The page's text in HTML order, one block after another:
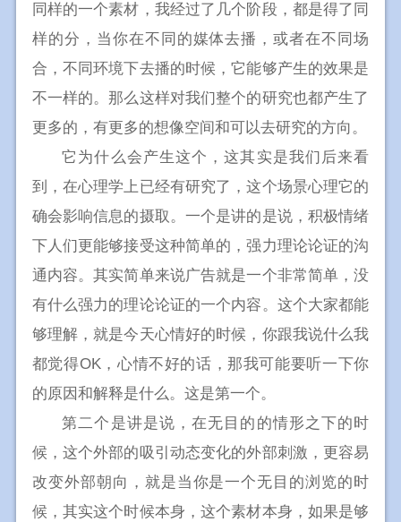
同样的一个素材，我经过了几个阶段，都是得了同
样的分，当你在不同的媒体去播，或者在不同场
合，不同环境下去播的时候，它能够产生的效果是
不一样的。那么这样对我们整个的研究也都产生了
更多的，有更多的想像空间和可以去研究的方向。
它为什么会产生这个，这其实是我们后来看
到，在心理学上已经有研究了，这个场景心理它的
确会影响信息的摄取。一个是讲的是说，积极情绪
下人们更能够接受这种简单的，强力理论论证的沟
通内容。其实简单来说广告就是一个非常简单，没
有什么强力的理论论证的一个内容。这个大家都能
够理解，就是今天心情好的时候，你跟我说什么我
都觉得OK，心情不好的话，那我可能要听一下你
的原因和解释是什么。这是第一个。
第二个是讲是说，在无目的的情形之下的时
候，这个外部的吸引动态变化的外部刺激，更容易
改变外部朝向，就是当你是一个无目的浏览的时
候，其实这个时候本身，这个素材本身，如果是够